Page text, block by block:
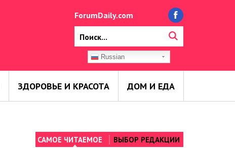
ForumDaily.com
Russian
ЗДОРОВЬЕ И КРАСОТА ДОМ И ЕДА
САМОЕ ЧИТАЕМОЕ ВЫБОР РЕДАКЦИИ